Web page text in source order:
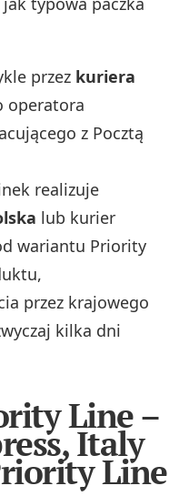
przez kuriera
operatora
z Pocztą
realizuje
lub kurier
wariantu Priority
przez krajowego
kilka dni
Line –
Italy
Line